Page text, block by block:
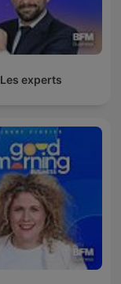
Les experts